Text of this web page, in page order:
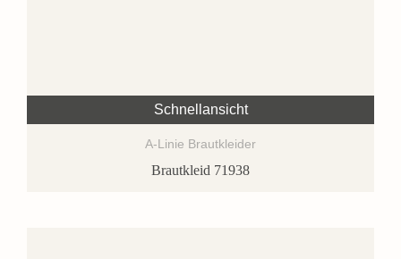
Schnellansicht
A-Linie Brautkleider
Brautkleid 71938